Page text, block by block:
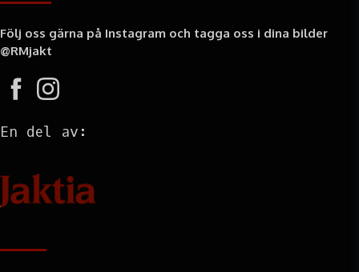
Följ oss gärna på Instagram och tagga oss i dina bilder
@RMjakt
En del av: